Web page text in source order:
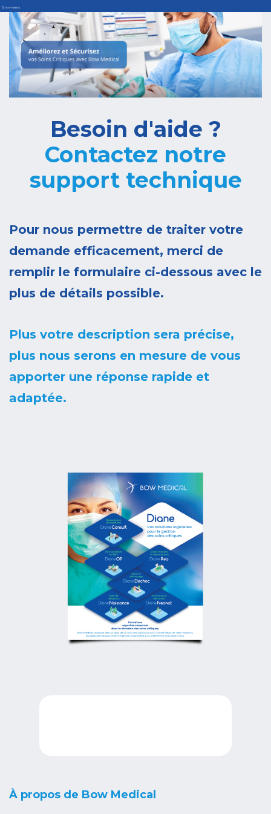
Besoin d'aide ?
Contactez notre
support technique
Pour nous permettre de traiter votre
demande efficacement, merci de
remplir le formulaire ci-dessous avec le
plus de détails possible.
Plus votre description sera précise,
plus nous serons en mesure de vous
apporter une réponse rapide et
adaptée.
À propos de Bow Medical